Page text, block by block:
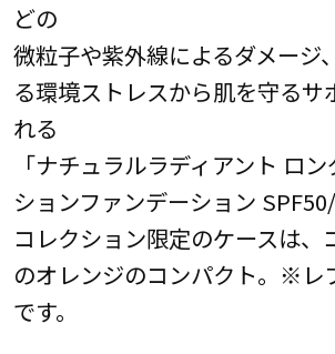
どの
微粒子や紫外線によるダメージ
る環境ストレスから肌を守るサ
れる
「ナチュラルラディアント ロ
ションファンデーション SPF50/
コレクション限定のケースは、
のオレンジのコンパクト。※レ
です。